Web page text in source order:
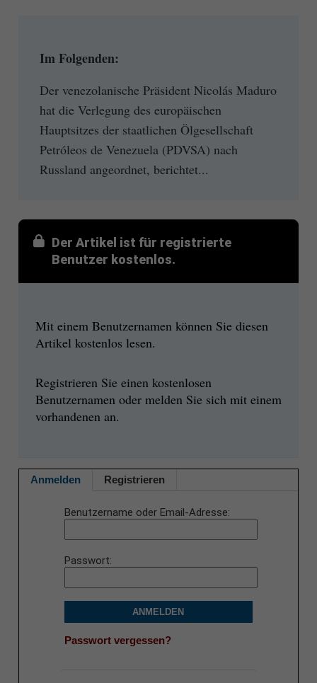
Im Folgenden:
Der venezolanische Präsident Nicolás Maduro
hat die Verlegung des europäischen
Hauptsitzes der staatlichen Ölgesellschaft
Petróleos de Venezuela (PDVSA) nach
Russland angeordnet, berichtet...
Der Artikel ist für registrierte
Benutzer kostenlos.
Mit einem Benutzernamen können Sie diesen
Artikel kostenlos lesen.
Registrieren Sie einen kostenlosen
Benutzernamen oder melden Sie sich mit einem
vorhandenen an.
Anmelden Registrieren
Benutzername oder Email-Adresse
Passwort
ANMELDEN
Passwort vergessen?